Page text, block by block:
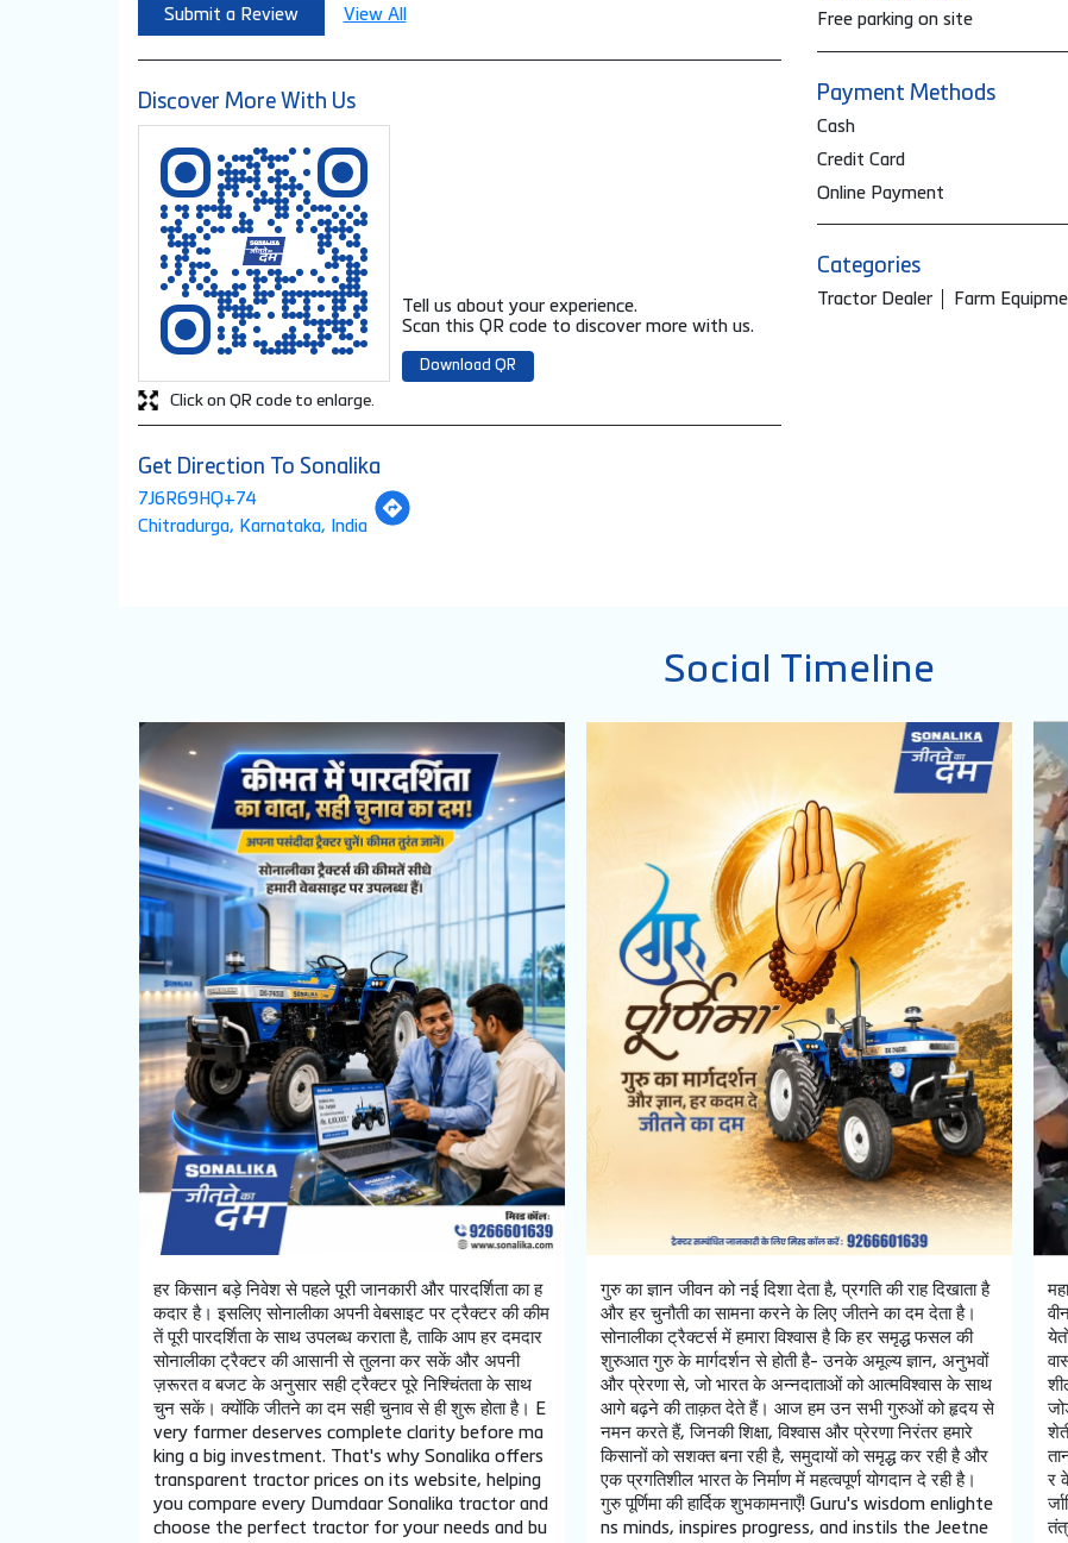
Submit a Review View All
Discover More With Us
Tell us about your experience.
Scan this QR code to discover more with us.
Download QR
Click on QR code to enlarge.
Get Direction To Sonalika
7J6R69HQ+74
Chitradurga, Karnataka, India
Free parking on site
Payment Methods
Cash
Credit Card
Online Payment
Categories
Tractor Dealer Farm
Social Timeline
हर किसान बड़े निवेश से पहले पूरी जानकारी और पारदर्शिता का ह
कदार है। इसलिए सोनालीका अपनी वेबसाइट पर ट्रैक्टर की कीम
तें पूरी पारदर्शिता के साथ उपलब्ध कराता है, ताकि आप हर दमदार
सोनालीका ट्रैक्टर की आसानी से तुलना कर सकें और अपनी
ज़रूरत व बजट के अनुसार सही ट्रैक्टर पूरे निश्चिंतता के साथ
चुन सकें। क्योंकि जीतने का दम सही चुनाव से ही शुरू होता है। E
very farmer deserves complete clarity before ma
king a big investment. That's why Sonalika offers
transparent tractor prices on its website, helping
you compare every Dumdaar Sonalika tractor and
choose the perfect tractor for your needs and bu
गुरु का ज्ञान जीवन को नई दिशा देता है, प्रगति की राह दिखाता है
और हर चुनौती का सामना करने के लिए जीतने का दम देता है।
सोनालीका ट्रैक्टर्स में हमारा विश्वास है कि हर समृद्ध फसल की
शुरुआत गुरु के मार्गदर्शन से होती है- उनके अमूल्य ज्ञान, अनुभवों
और प्रेरणा से, जो भारत के अन्नदाताओं को आत्मविश्वास के साथ
आगे बढ़ने की ताक़त देते हैं। आज हम उन सभी गुरुओं को हृदय से
नमन करते हैं, जिनकी शिक्षा, विश्वास और प्रेरणा निरंतर हमारे
किसानों को सशक्त बना रही है, समुदायों को समृद्ध कर रही है और
एक प्रगतिशील भारत के निर्माण में महत्वपूर्ण योगदान दे रही है।
गुरु पूर्णिमा की हार्दिक शुभकामनाएँ! Guru's wisdom enlighte
ns minds, inspires progress, and instils the Jeetne
र